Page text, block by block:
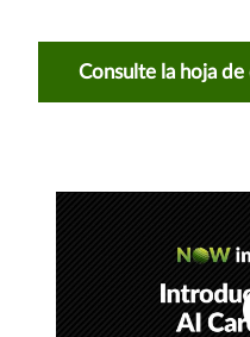
Consulte la hoja de